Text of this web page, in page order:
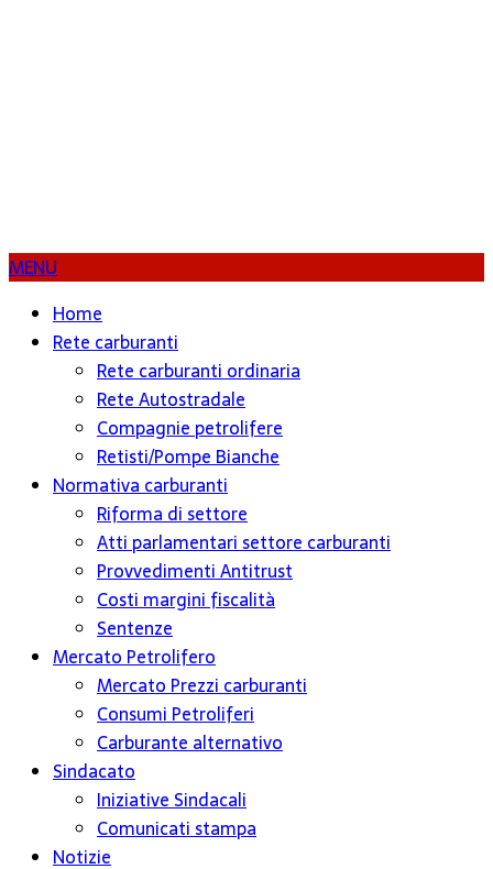
MENU
Home
Rete carburanti
Rete carburanti ordinaria
Rete Autostradale
Compagnie petrolifere
Retisti/Pompe Bianche
Normativa carburanti
Riforma di settore
Atti parlamentari settore carburanti
Provvedimenti Antitrust
Costi margini fiscalità
Sentenze
Mercato Petrolifero
Mercato Prezzi carburanti
Consumi Petroliferi
Carburante alternativo
Sindacato
Iniziative Sindacali
Comunicati stampa
Notizie